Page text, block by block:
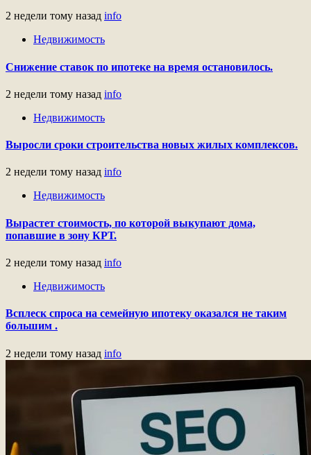
2 недели тому назад info
Недвижимость
Снижение ставок по ипотеке на время остановилось.
2 недели тому назад info
Недвижимость
Выросли сроки строительства новых жилых комплексов.
2 недели тому назад info
Недвижимость
Вырастет стоимость, по которой выкупают дома,
попавшие в зону КРТ.
2 недели тому назад info
Недвижимость
Всплеск спроса на семейную ипотеку оказался не таким
большим .
2 недели тому назад info